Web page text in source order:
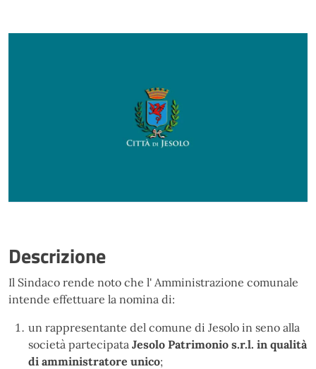
Descrizione
Il Sindaco rende noto che l' Amministrazione comunale
intende effettuare la nomina di:
un rappresentante del comune di Jesolo in seno alla
società partecipata Jesolo Patrimonio s.r.l. in qualità
di amministratore unico;